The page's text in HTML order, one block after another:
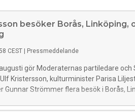
besöker Borås, Linköping,
CEST Pressmeddelande
augusti gör Moderaternas partiledare och
Kristersson, kulturminister Parisa
Gunnar Strömmer flera besök i Borås,